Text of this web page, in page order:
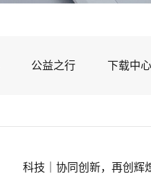
公益之行 下载中心
科技｜协同创新，再创辉